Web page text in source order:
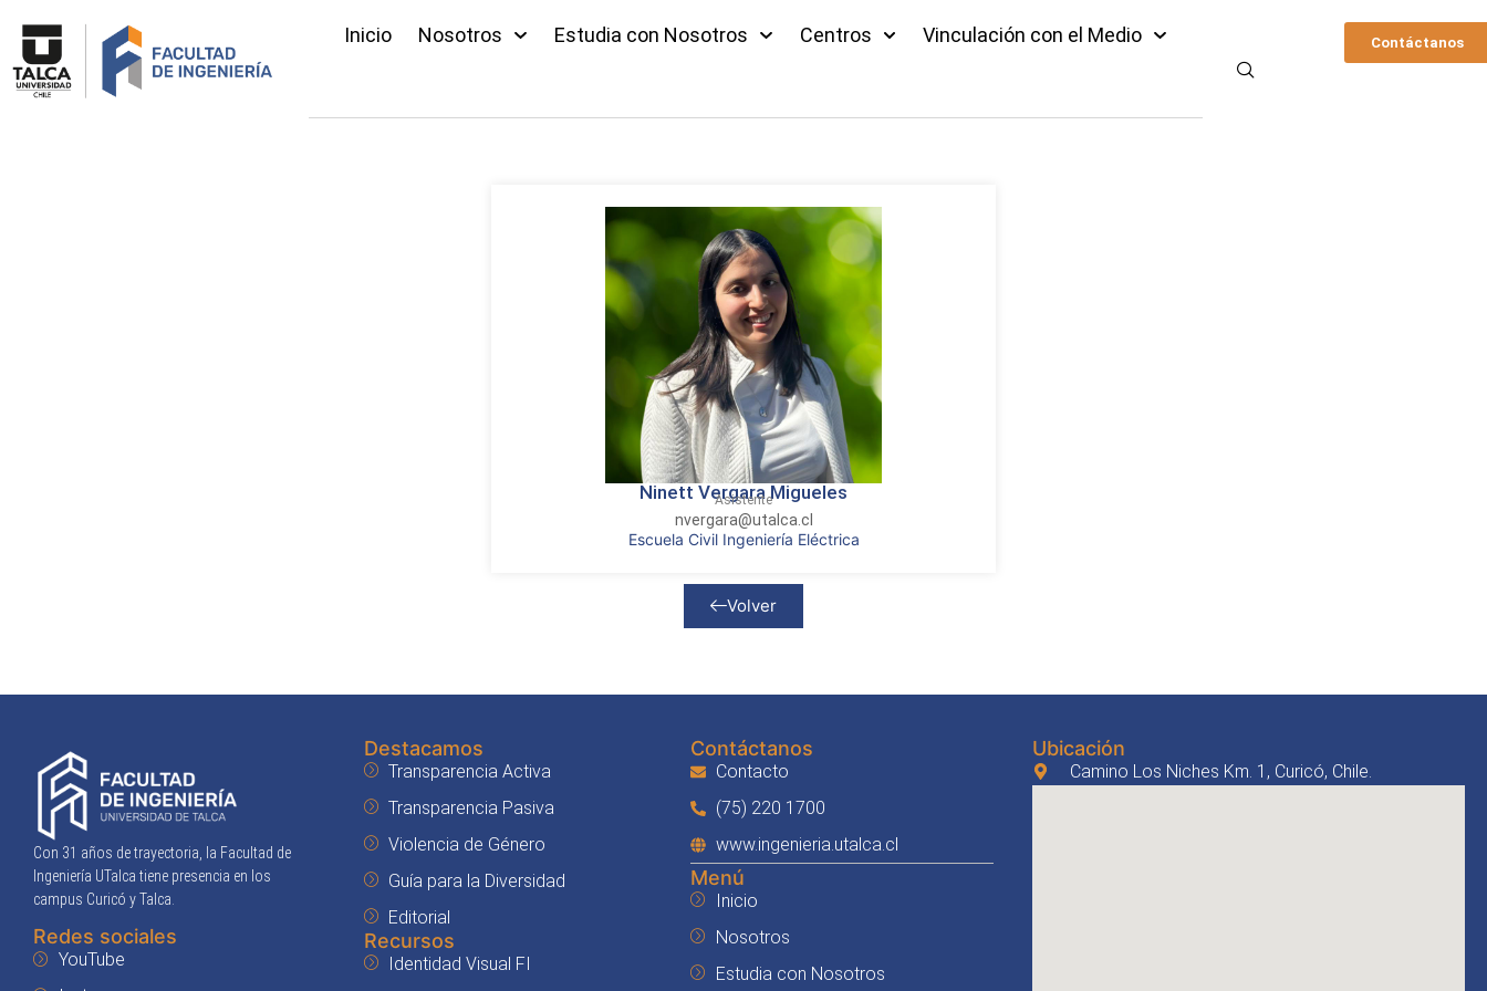
Inicio Nosotros Estudia con Nosotros Centros Vinculación con el Medio Contáctanos
Ninett Vergara Migueles
Asistente
nvergara@utalca.cl
Escuela Civil Ingeniería Eléctrica
Volver
Con 31 años de trayectoria, la Facultad de
Ingeniería UTalca tiene presencia en los
campus Curicó y Talca.
Redes sociales
YouTube
Destacamos
Transparencia Activa
Transparencia Pasiva
Violencia de Género
Guía para la Diversidad
Editorial
Recursos
Identidad Visual FI
Contáctanos
Contacto
(75) 220 1700
www.ingenieria.utalca.cl
Menú
Inicio
Nosotros
Estudia con Nosotros
Ubicación
Camino Los Niches Km. 1, Curicó, Chile.